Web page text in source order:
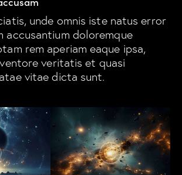
unde omnis iste natus error
accusantium doloremque
rem aperiam eaque ipsa,
veritatis et quasi
vitae dicta sunt.